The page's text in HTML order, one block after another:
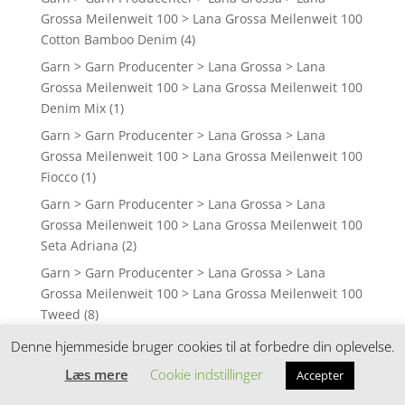
Grossa Meilenweit 100 > Lana Grossa Meilenweit 100
Cotton Bamboo Denim (4)
Garn > Garn Producenter > Lana Grossa > Lana
Grossa Meilenweit 100 > Lana Grossa Meilenweit 100
Denim Mix (1)
Garn > Garn Producenter > Lana Grossa > Lana
Grossa Meilenweit 100 > Lana Grossa Meilenweit 100
Fiocco (1)
Garn > Garn Producenter > Lana Grossa > Lana
Grossa Meilenweit 100 > Lana Grossa Meilenweit 100
Seta Adriana (2)
Garn > Garn Producenter > Lana Grossa > Lana
Grossa Meilenweit 100 > Lana Grossa Meilenweit 100
Tweed (8)
Garn > Garn Producenter > Lana Grossa > Lana
Grossa Meilenweit 100 > Lana Grossa Meilenweit 100
Unicolor (10)
Denne hjemmeside bruger cookies til at forbedre din oplevelse.
Læs mere
Cookie indstillinger Accepter